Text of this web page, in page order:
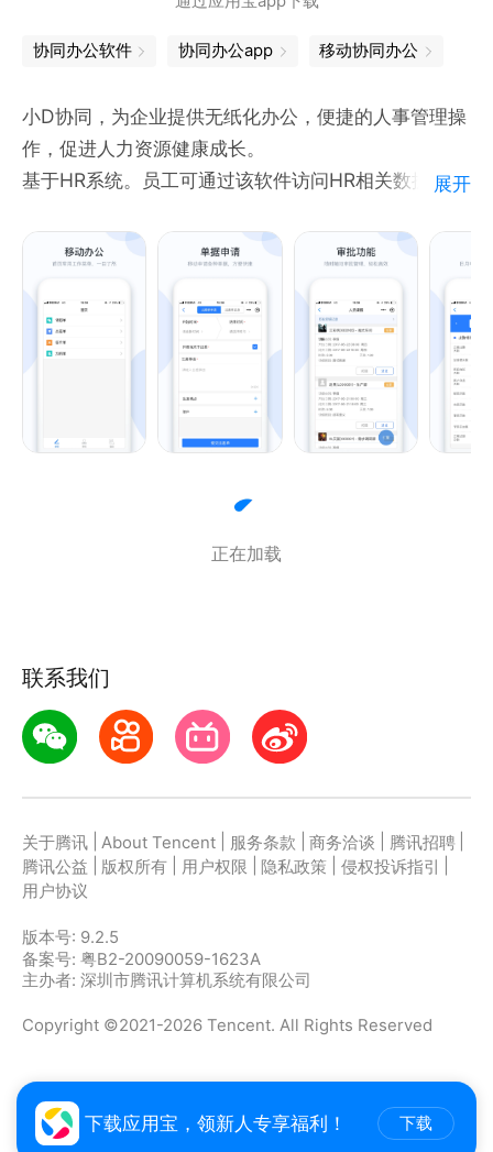
点击「头像-意见反馈」告诉我们，或发邮件至
contact@shimo.im。
官方微博：@石墨文档
官方网站：shimo.im
官方 QQ 群：1076774685
协同办公软件 协同办公app 移动协同办公
小D协同，为企业提供无纸化办公，便捷的人事管理操
作，促进人力资源健康成长。
基于HR系统。员工可通过该软件访问HR相关数据，提
功能介绍：
单、签卡单；
2、支持单据审核， 允许加签给其他员工审核；
3、查阅功能，允许员工查看每天的工时日报、每月的
工时月报及薪资，数据与实际情况不一致时可反馈；
4、个人功能，支持使用蓝牙、固定位置及无线WIFI进
让相关人员不遗漏任何紧急事项；
展开
正在加载
联系我们
关于腾讯 About Tencent 服务条款 商务洽谈 腾讯招聘
腾讯公益
版权所有 用户权限 隐私政策 侵权投诉指引
用户协议
版本号: 9.2.5
备案号: 粤B2-20090059-1623A
主办者: 深圳市腾讯计算机系统有限公司
Copyright ©2021-2026 Tencent. All Rights Reserved
下载应用宝，领新人专享福利！ 下载